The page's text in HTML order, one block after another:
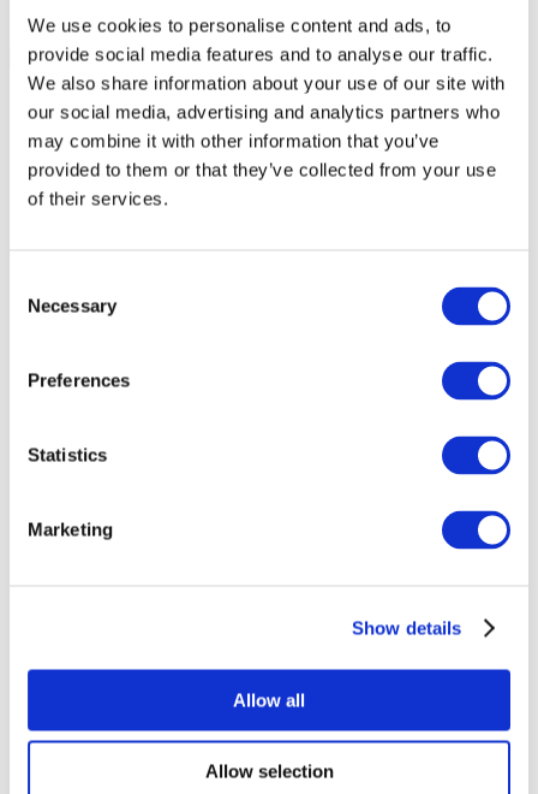
We use cookies to personalise content and ads, to
provide social media features and to analyse our traffic.
We also share information about your use of our site with
our social media, advertising and analytics partners who
may combine it with other information that you’ve
provided to them or that they’ve collected from your use
of their services.
Selection
Necessary
Preferences
Statistics
Marketing
Show details
Allow all
Allow selection
Всі заходи
Концерти